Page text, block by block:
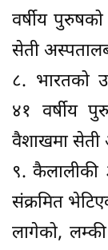
वर्षीय
सेती
८. भारतको
४१ वर्षीय
वैशाखमा सेती
९. कैलालीकी
संक्रमित
लागेको,